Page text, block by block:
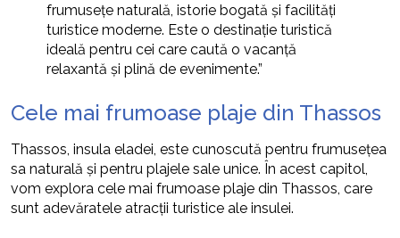
frumusețe naturală, istorie bogată și facilități
turistice moderne. Este o destinație turistică
ideală pentru cei care caută o vacanță
relaxantă și plină de evenimente.”
Cele mai frumoase plaje din Thassos
Thassos, insula eladei, este cunoscută pentru frumusețea
sa naturală și pentru plajele sale unice. În acest capitol,
vom explora cele mai frumoase plaje din Thassos, care
sunt adevăratele atracții turistice ale insulei.